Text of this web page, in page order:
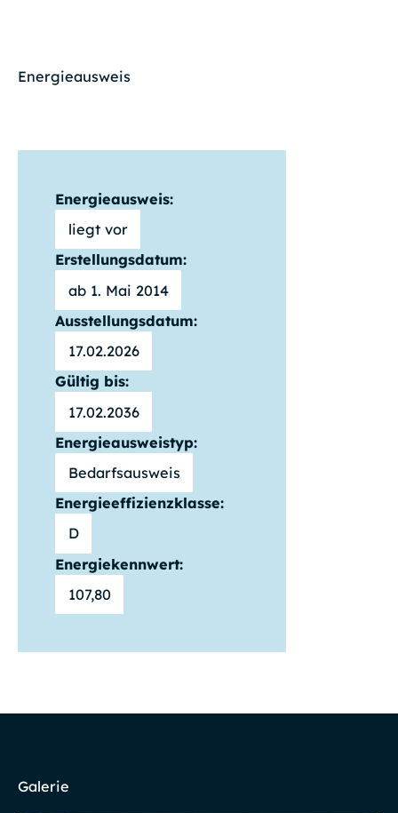
Energieausweis
Energieausweis:
liegt vor
Erstellungsdatum:
ab 1. Mai 2014
Ausstellungsdatum:
17.02.2026
Gültig bis:
17.02.2036
Energieausweistyp:
Bedarfsausweis
Energieeffizienzklasse:
D
Energiekennwert:
107,80
Galerie